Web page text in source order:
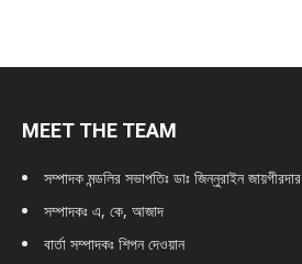
MEET THE TEAM
সম্পাদক মন্ডলির সভাপতিঃ ডাঃ জিন্নুরাইন জায়গীরদার
সম্পাদকঃ এ, কে, আজাদ
বার্তা সম্পাদকঃ শিপন দেওয়ান